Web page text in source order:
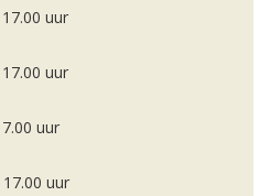
uur
uur
uur
uur